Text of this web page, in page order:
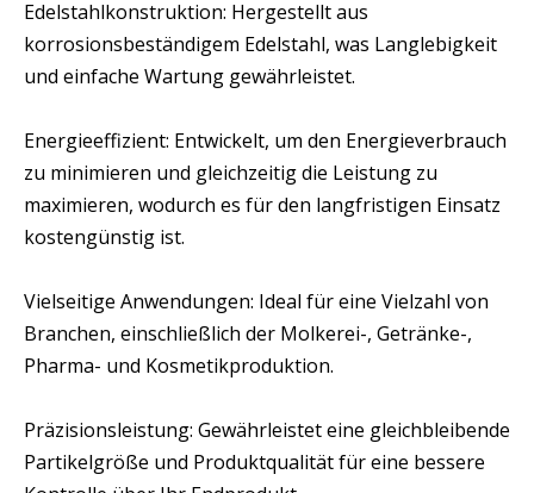
Edelstahlkonstruktion: Hergestellt aus
korrosionsbeständigem Edelstahl, was Langlebigkeit
und einfache Wartung gewährleistet.
Energieeffizient: Entwickelt, um den Energieverbrauch
zu minimieren und gleichzeitig die Leistung zu
maximieren, wodurch es für den langfristigen Einsatz
kostengünstig ist.
Vielseitige Anwendungen: Ideal für eine Vielzahl von
Branchen, einschließlich der Molkerei-, Getränke-,
Pharma- und Kosmetikproduktion.
Präzisionsleistung: Gewährleistet eine gleichbleibende
Partikelgröße und Produktqualität für eine bessere